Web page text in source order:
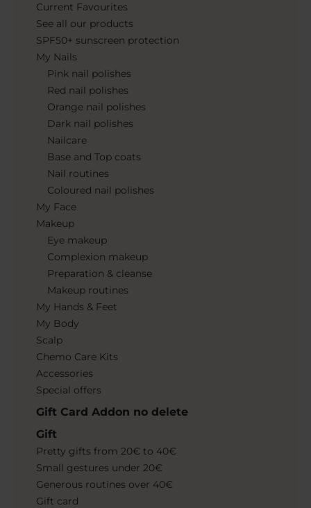
Current Favourites
See all our products
SPF50+ sunscreen protection
My Nails
Pink nail polishes
Red nail polishes
Orange nail polishes
Dark nail polishes
Nailcare
Base and Top coats
Nail routines
Coloured nail polishes
My Face
Makeup
Eye makeup
Complexion makeup
Preparation & cleanse
Makeup routines
My Hands & Feet
My Body
Scalp
Chemo Care Kits
Accessories
Special offers
Gift Card Addon no delete
Gift
Pretty gifts from 20€ to 40€
Small gestures under 20€
Generous routines over 40€
Gift card